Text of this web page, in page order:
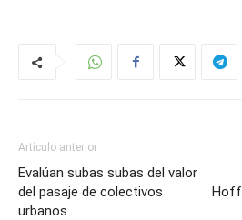
Artículo anterior
Evalúan subas subas del valor
del pasaje de colectivos
urbanos